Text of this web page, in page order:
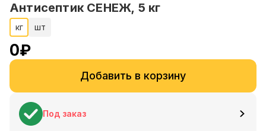
Антисептик СЕНЕЖ, 5 кг
кг шт
0₽
Добавить в корзину
Под заказ